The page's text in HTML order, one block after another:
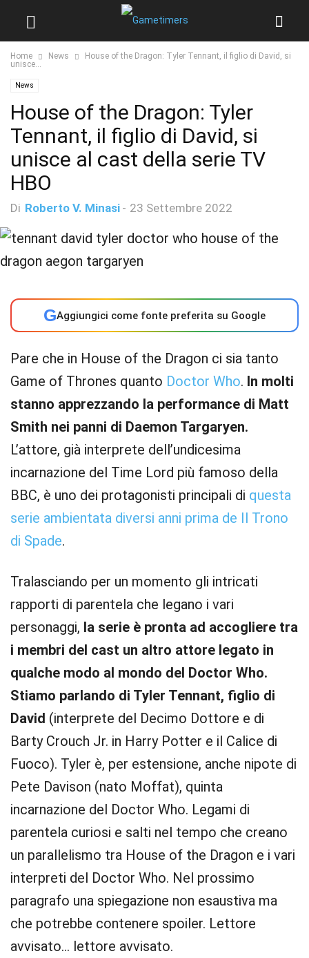
Home News
House of the Dragon: Tyler Tennant, il figlio di David, si
unisce...
News
House of the Dragon: Tyler
Tennant, il figlio di David, si
unisce al cast della serie TV
HBO
Di Roberto V. Minasi - 23 Settembre 2022
GAggiungici come fonte preferita su Google
Pare che in House of the Dragon ci sia tanto
Game of Thrones quanto Doctor Who. In molti
stanno apprezzando la performance di Matt
Smith nei panni di Daemon Targaryen.
L’attore, già interprete dell’undicesima
incarnazione del Time Lord più famoso della
BBC, è uno dei protagonisti principali di questa
serie ambientata diversi anni prima de Il Trono
di Spade.
Tralasciando per un momento gli intricati
rapporti di parentela che legano i vari
personaggi, la serie è pronta ad accogliere tra
i membri del cast un altro attore legato in
qualche modo al mondo del Doctor Who.
Stiamo parlando di Tyler Tennant, figlio di
David (interprete del Decimo Dottore e di
Barty Crouch Jr. in Harry Potter e il Calice di
Fuoco). Tyler è, per estensione, anche nipote di
Pete Davison (nato Moffat), quinta
incarnazione del Doctor Who. Legami di
parentela curiosi e salti nel tempo che creano
un parallelismo tra House of the Dragon e i vari
interpreti del Doctor Who. Nel prossimo
paragrafo una spiegazione non esaustiva ma
che potrebbe contenere spoiler. Lettore
avvisato… lettore avvisato.